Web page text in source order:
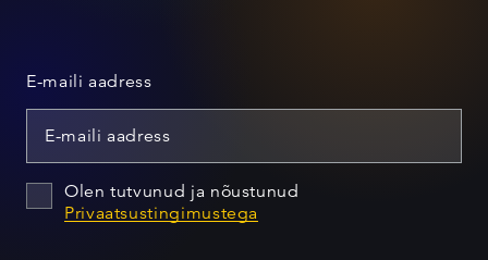
E-maili aadress
Olen tutvunud ja nõustunud
Privaatsustingimustega